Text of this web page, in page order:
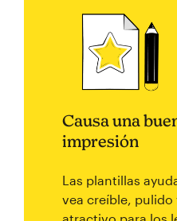
Causa una
impresión
Las plantillas
vea creíble, pulido